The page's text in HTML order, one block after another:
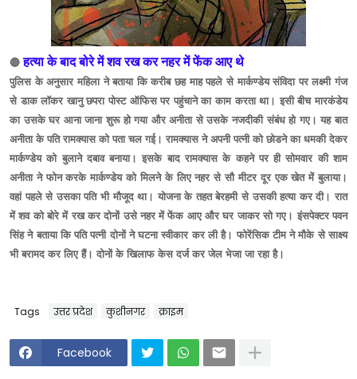
🔴हत्या के बाद बोरे में शव रख कर नहर में फेंक आए थे
पुलिस के अनुसार महिला ने बताया कि करीब छह माह पहले से मार्कण्डेय संविदा पर लक्ष्मी गंज
से डाक लॉकर खानु छपरा पोस्ट ऑफिस पर पहुंचाने का काम करता था। इसी बीच मारकंडेय
का उसके घर आना जाना शुरू हो गया और अनीता से उसके नजदीकी संबंध हो गए। यह बात
अनीता के पति रामक्यास को पता चल गई। रामक्यास ने अपनी पत्नी को छोडने का धमकी देकर
मार्कण्डेय को बुलाने दबाव बनाया। इसके बाद रामक्यास के कहने पर ही सोमवार की शाम
अनीता ने फोन करके मार्कण्डेय को मिलने के लिए नहर से सौ मीटर दूर एक खेत में बुलाया।
वहां पहले से उसका पति भी मौजूद था। योजना के तहत बेरहमी से उसकी हत्या कर दी। रात
में शव को बोरे में रख कर दोनों उसे नहर में फेंक आए और घर जाकर सो गए। इंसपेक्टर पवन
सिंह ने बताया कि पति पत्नी दोनों ने घटना स्वीकार कर ली है। फोरेंसिक टीम ने मौके से साक्ष्य
भी बरामद कर लिए हैं। दोनों के खिलाफ केस दर्ज कर जेल भेजा जा रहा है।
Tags उत्तर प्रदेश कुशीनगर क्राइम
Facebook